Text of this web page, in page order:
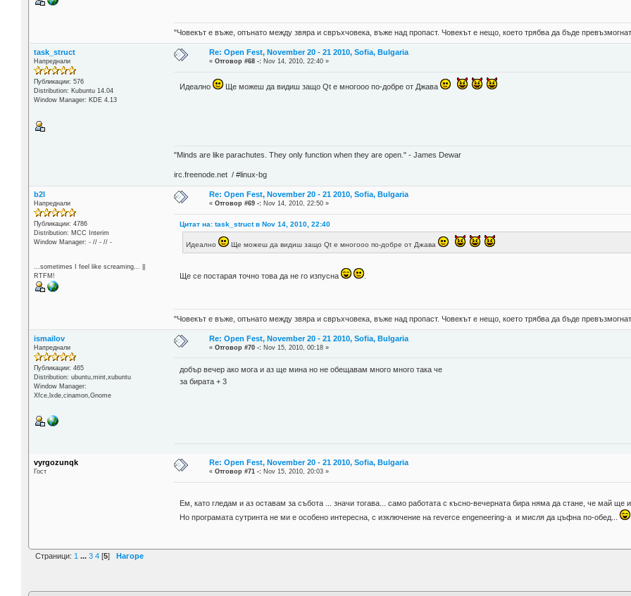
"Човекът е въже, опънато между звяра и свръхчовека, въже над пропаст. Човекът е нещо, което трябва да бъде
task_struct
Напреднали
Публикации: 576
Distribution: Kubuntu 14.04
Window Manager: KDE 4.13
Re: Open Fest, November 20 - 21 2010, Sofia, Bulgaria
«Отговор #68 -: Nov 14, 2010, 22:40 »
Идеално Ще можеш да видиш защо Qt е многооо по-добре от Джава
"Minds are like parachutes. They only function when they are open." - James Dewar
irc.freenode.net / #linux-bg
b2l
Напреднали
Публикации: 4786
Distribution: MCC Interim
Window Manager: - // - // -
...sometimes I feel like screaming... ||
RTFM!
Re: Open Fest, November 20 - 21 2010, Sofia, Bulgaria
«Отговор #69 -: Nov 14, 2010, 22:50 »
Цитат на: task_struct в Nov 14, 2010, 22:40
Идеално Ще можеш да видиш защо Qt е многооо по-добре от Джава
Ще се постарая точно това да не го изпусна
"Човекът е въже, опънато между звяра и свръхчовека, въже над пропаст. Човекът е нещо, което трябва да бъде
ismailov
Напреднали
Публикации: 465
Distribution: ubuntu,mint,xubuntu
Window Manager:
Xfce,lxde,cinamon,Gnome
Re: Open Fest, November 20 - 21 2010, Sofia, Bulgaria
«Отговор #70 -: Nov 15, 2010, 00:18 »
добър вечер ако мога и аз ще мина но не обещавам много много така че
за бирата + 3
vyrgozunqk
Гост
Re: Open Fest, November 20 - 21 2010, Sofia, Bulgaria
«Отговор #71 -: Nov 15, 2010, 20:03 »
Ем, като гледам и аз оставам за събота ... значи тогава... само работата с късно-вечерната бира няма да стане, че май
Но програмата сутринта не ми е особено интересна, с изключение на reverce engeneering-a и мисля да цъфна по-обед...
Страници: 1 ... 3 4 [5] Нагоре